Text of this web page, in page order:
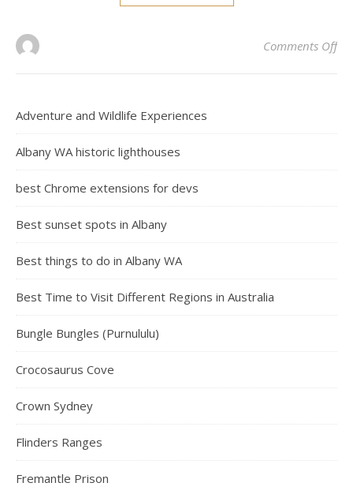
Comments Off
Adventure and Wildlife Experiences
Albany WA historic lighthouses
best Chrome extensions for devs
Best sunset spots in Albany
Best things to do in Albany WA
Best Time to Visit Different Regions in Australia
Bungle Bungles (Purnululu)
Crocosaurus Cove
Crown Sydney
Flinders Ranges
Fremantle Prison